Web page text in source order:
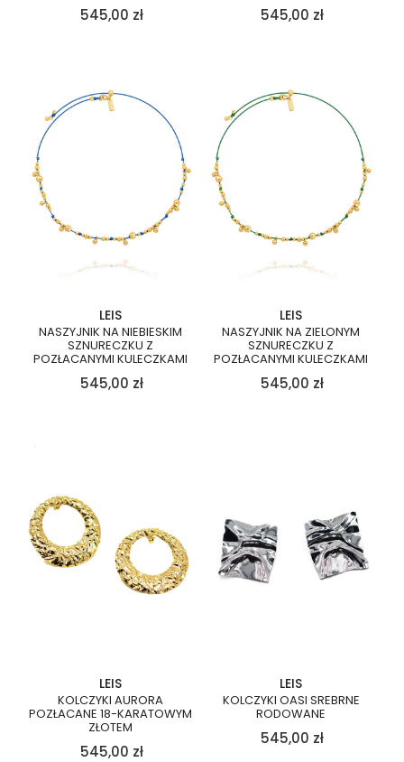
545,00 zł 545,00 zł
LEIS
NASZYJNIK NA NIEBIESKIM
SZNURECZKU Z
POZŁACANYMI KULECZKAMI
545,00 zł
LEIS
NASZYJNIK NA ZIELONYM
SZNURECZKU Z
POZŁACANYMI KULECZKAMI
545,00 zł
LEIS
KOLCZYKI AURORA
POZŁACANE 18-KARATOWYM
ZŁOTEM
545,00 zł
LEIS
KOLCZYKI OASI SREBRNE
RODOWANE
545,00 zł